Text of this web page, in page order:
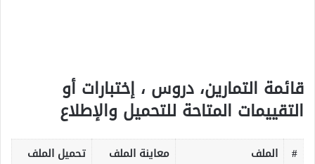
قائمة التمارين، دروس ، إختبارات أو
التقييمات المتاحة للتحميل والإطلاع
# الملف معاينة الملف
تحميل الملف